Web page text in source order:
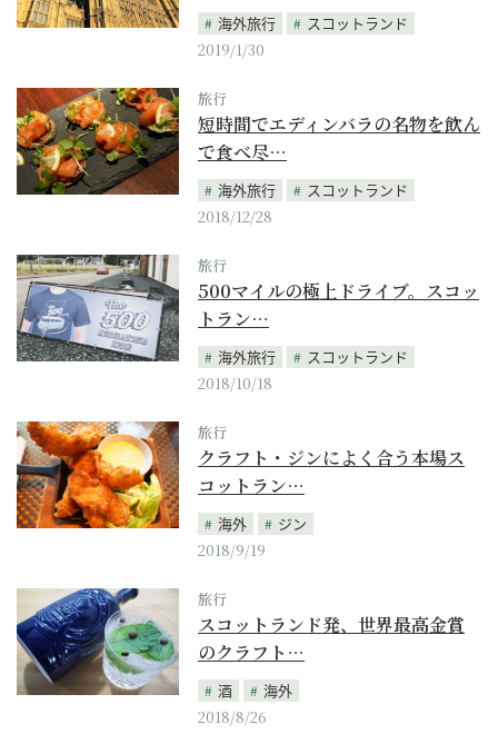
海外旅行
スコットランド
2019/1/30
旅行
短時間でエディンバラの名物を飲ん
で食べ尽…
海外旅行
スコットランド
2018/12/28
旅行
500マイルの極上ドライブ。スコッ
トラン…
海外旅行
スコットランド
2018/10/18
旅行
クラフト・ジンによく合う本場ス
コットラン…
海外
ジン
2018/9/19
旅行
スコットランド発、世界最高金賞
のクラフト…
酒
海外
2018/8/26